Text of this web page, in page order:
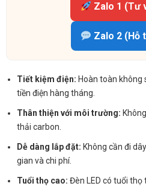
Zalo 1 (Tư
Zalo 2 (Hỗ
Tiết kiệm điện: Hoàn toàn không
tiền điện hàng tháng.
Thân thiện với môi trường:
thải carbon.
Dễ dàng lắp đặt: Không cần đi
gian và chi phí.
Tuổi thọ cao: Đèn LED có tuổi